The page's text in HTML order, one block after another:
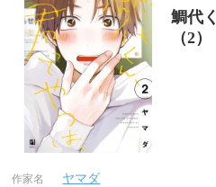
鯛代
（2
作家名 ヤマダ